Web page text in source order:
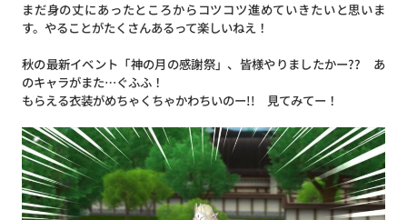
まだ身の丈にあったところからコツコツ進めていきたいと思いま
す。やることがたくさんあるって楽しいねえ！
秋の最新イベント「神の月の感謝祭」、皆様やりましたかー?? あ
のキャラがまた…ぐふふ！
もらえる衣装がめちゃくちゃかわちいのー!! 見てみてー！